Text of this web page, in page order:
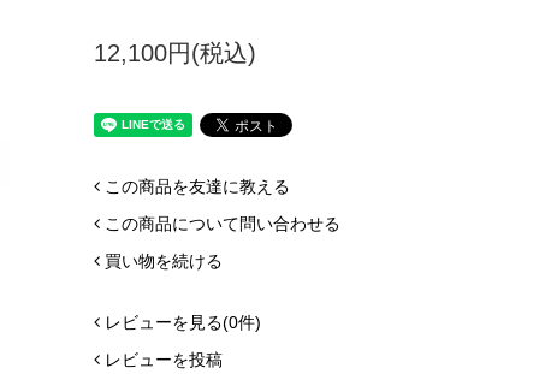
12,100円(税込)
この商品を友達に教える
この商品について問い合わせる
買い物を続ける
レビューを見る(0件)
レビューを投稿